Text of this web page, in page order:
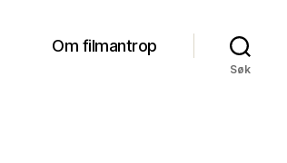
Om filmantrop
Søk